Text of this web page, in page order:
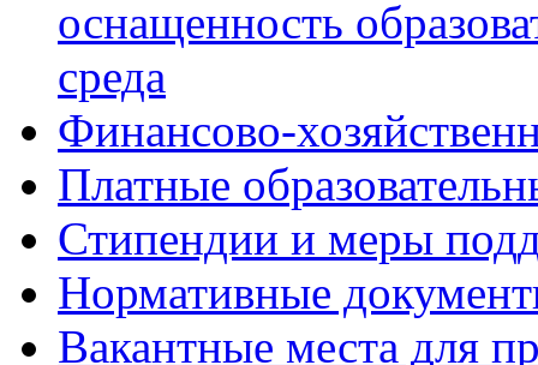
оснащенность
среда
Финансово-
Платные
Стипендии и меры
Нормативные
Вакантные места для